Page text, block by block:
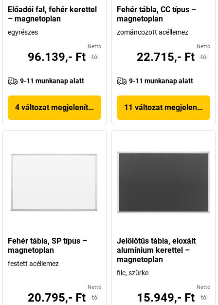
Előadói fal, fehér kerettel
– magnetoplan
egyrészes
Nettó
96.139,- Ft -tól
9-11 munkanap alatt
4 változat megjelenítése
Fehér tábla, CC típus –
magnetoplan
zománcozott acéllemez
Nettó
22.715,- Ft -tól
9-11 munkanap alatt
11 változat megjelenítése
Fehér tábla, SP típus –
magnetoplan
festett acéllemez
Nettó
20.795,- Ft -tól
Jelölőtűs tábla, eloxált
alumínium kerettel –
magnetoplan
filc, szürke
Nettó
15.949,- Ft -tól